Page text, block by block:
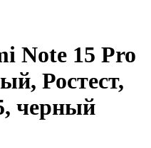
Note 15 Pro
Ростест,
черный